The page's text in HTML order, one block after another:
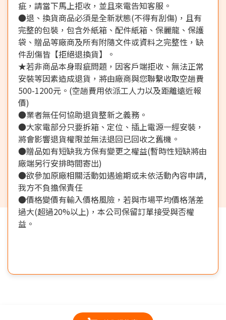
疵，請當下馬上拒收，並且來電告知客服。
●退、換貨商品必須是全新狀態(不得有刮傷)，且有
完整的包裝，包含外紙箱、配件紙箱、保麗龍、保護
袋、贈品等廠商及所有附隨文件或資料之完整性，缺
件刮傷皆【拒絕退換貨】。
★若非商品本身瑕疵問題，因客戶端拒收、無法正常
安裝等因素造成退貨，將由廠商與您聯繫收取空趟費
500-1200元。(空趟費用依派工人力以及距離遠近報
價)
●業者無任何協助退貨整新之義務。
●大家電部分只要拆箱、定位、插上電源一經安裝，
將會影響退貨權限並無法退回已回收之舊機。
●贈品如有短缺我方保有變更之權益(暫時性短缺將由
廠端另行安排時間寄出)
●欲參加原廠相關活動如遇逾期或未依活動內容申請,
我方不負擔保責任
●價格變價有輸入價格風險，若與市場平均價格落差
過大(超過20%以上)，本公司保留訂單接受與否權
益。